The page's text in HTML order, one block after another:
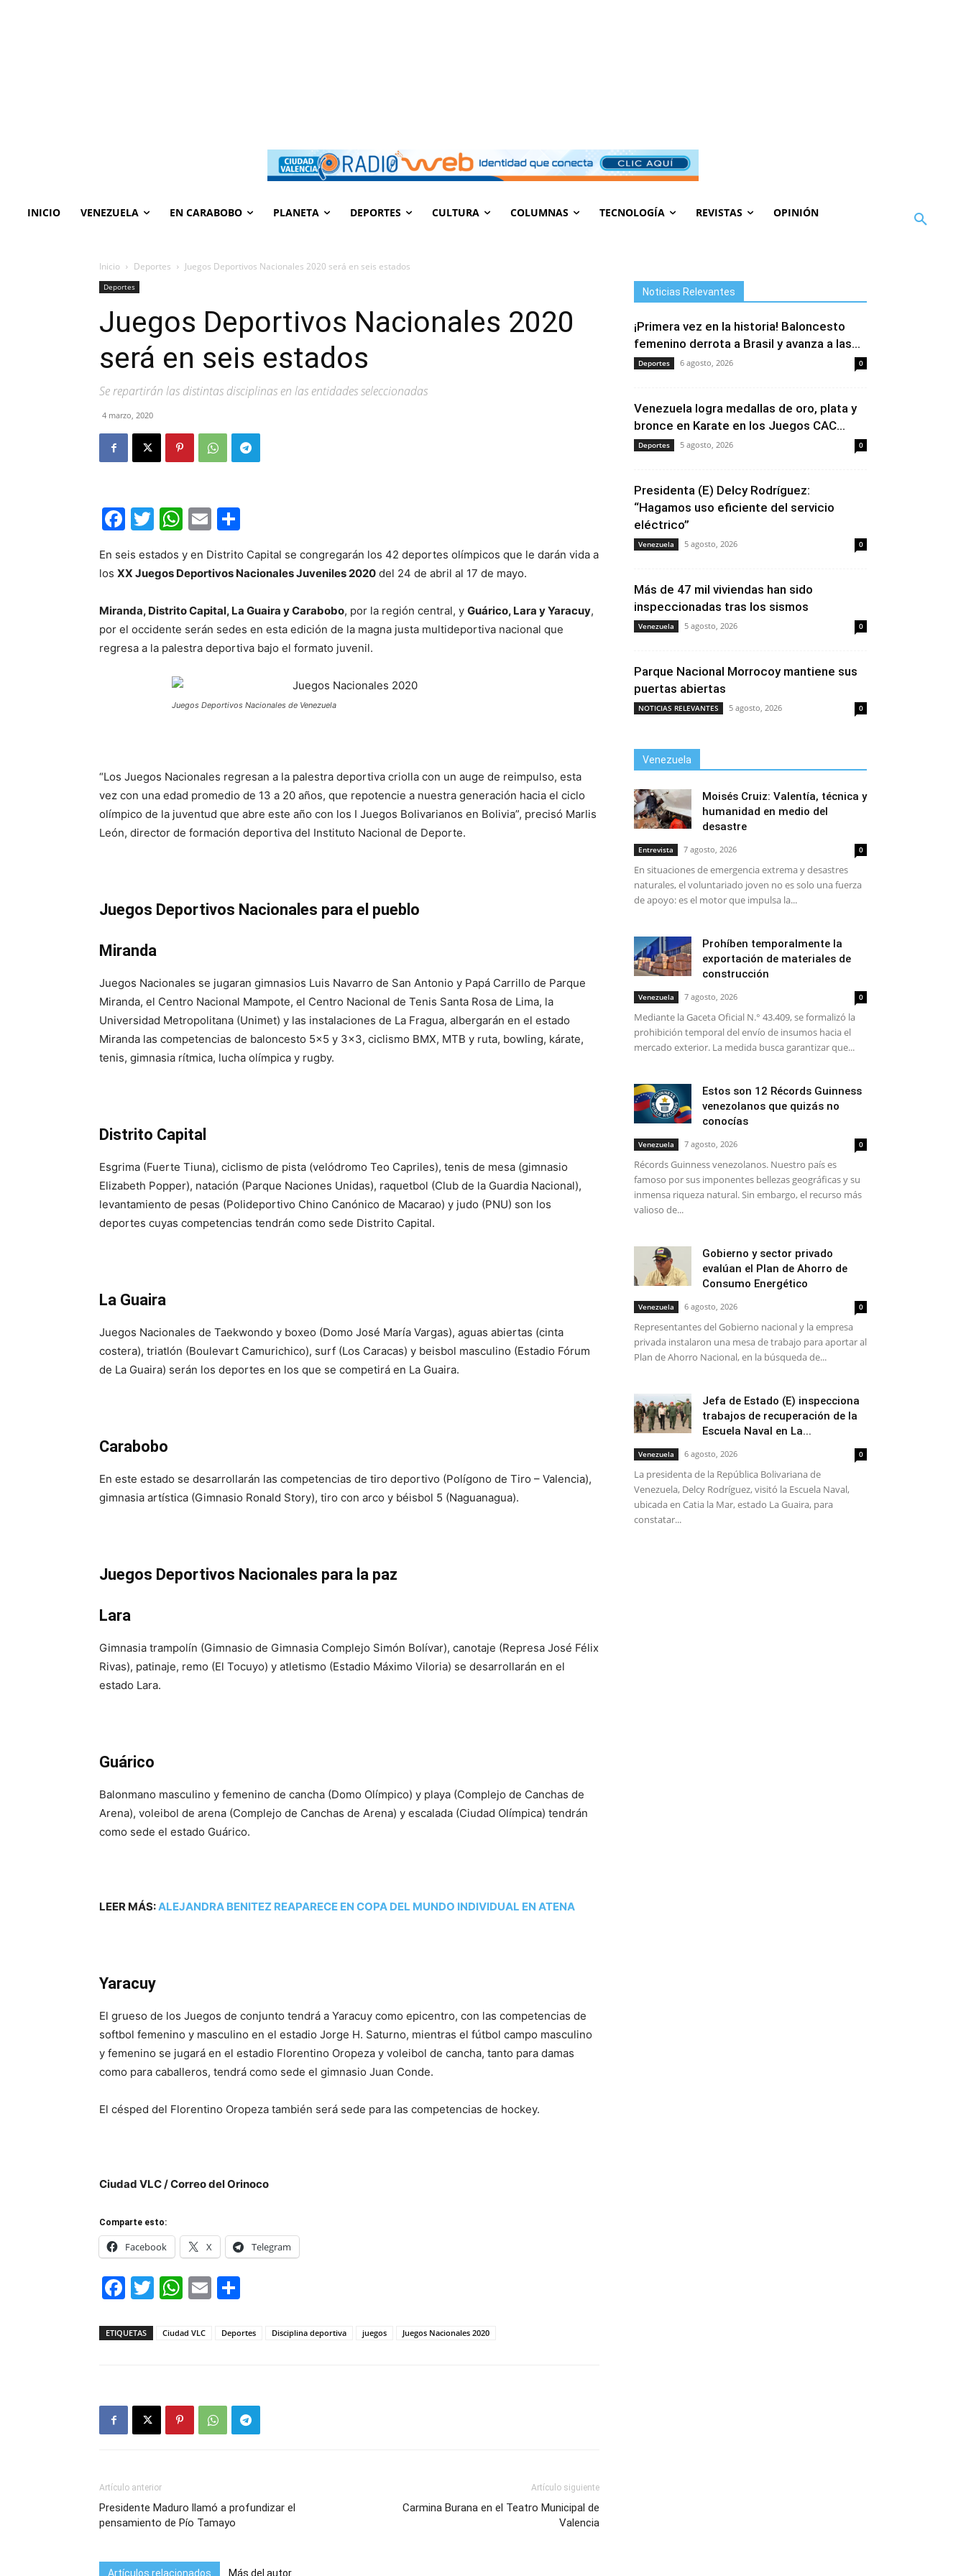
INICIO VENEZUELA EN CARABOBO PLANETA DEPORTES CULTURA COLUMNAS TECNOLOGÍA REVISTAS OPINIÓN
Inicio Deportes Juegos Deportivos Nacionales 2020 será en seis estados
Deportes
Juegos Deportivos Nacionales 2020
será en seis estados
Se repartirán las distintas disciplinas en las entidades seleccionadas
4 marzo, 2020
Facebook
Twitter
WhatsApp
Email
En seis estados y en Distrito Capital se congregarán los 42 deportes olímpicos que le darán vida a
los XX Juegos Deportivos Nacionales Juveniles 2020 del 24 de abril al 17 de mayo.
Miranda, Distrito Capital, La Guaira y Carabobo, por la región central, y Guárico, Lara y Yaracuy,
por el occidente serán sedes en esta edición de la magna justa multideportiva nacional que
regresa a la palestra deportiva bajo el formato juvenil.
Juegos Deportivos Nacionales de Venezuela
“Los Juegos Nacionales regresan a la palestra deportiva criolla con un auge de reimpulso, esta
vez con una edad promedio de 13 a 20 años, que repotencie a nuestra generación hacia el ciclo
olímpico de la juventud que abre este año con los I Juegos Bolivarianos en Bolivia”, precisó Marlis
León, director de formación deportiva del Instituto Nacional de Deporte.
Juegos Deportivos Nacionales para el pueblo
Miranda
Juegos Nacionales se jugaran gimnasios Luis Navarro de San Antonio y Papá Carrillo de Parque
Miranda, el Centro Nacional Mampote, el Centro Nacional de Tenis Santa Rosa de Lima, la
Universidad Metropolitana (Unimet) y las instalaciones de La Fragua, albergarán en el estado
Miranda las competencias de baloncesto 5×5 y 3×3, ciclismo BMX, MTB y ruta, bowling, kárate,
tenis, gimnasia rítmica, lucha olímpica y rugby.
Distrito Capital
Esgrima (Fuerte Tiuna), ciclismo de pista (velódromo Teo Capriles), tenis de mesa (gimnasio
Elizabeth Popper), natación (Parque Naciones Unidas), raquetbol (Club de la Guardia Nacional),
levantamiento de pesas (Polideportivo Chino Canónico de Macarao) y judo (PNU) son los
deportes cuyas competencias tendrán como sede Distrito Capital.
La Guaira
Juegos Nacionales de Taekwondo y boxeo (Domo José María Vargas), aguas abiertas (cinta
costera), triatlón (Boulevart Camurichico), surf (Los Caracas) y beisbol masculino (Estadio Fórum
de La Guaira) serán los deportes en los que se competirá en La Guaira.
Carabobo
En este estado se desarrollarán las competencias de tiro deportivo (Polígono de Tiro – Valencia),
gimnasia artística (Gimnasio Ronald Story), tiro con arco y béisbol 5 (Naguanagua).
Juegos Deportivos Nacionales para la paz
Lara
Gimnasia trampolín (Gimnasio de Gimnasia Complejo Simón Bolívar), canotaje (Represa José Félix
Rivas), patinaje, remo (El Tocuyo) y atletismo (Estadio Máximo Viloria) se desarrollarán en el
estado Lara.
Guárico
Balonmano masculino y femenino de cancha (Domo Olímpico) y playa (Complejo de Canchas de
Arena), voleibol de arena (Complejo de Canchas de Arena) y escalada (Ciudad Olímpica) tendrán
como sede el estado Guárico.
LEER MÁS:ALEJANDRA BENITEZ REAPARECE EN COPA DEL MUNDO INDIVIDUAL EN ATENA
Yaracuy
El grueso de los Juegos de conjunto tendrá a Yaracuy como epicentro, con las competencias de
softbol femenino y masculino en el estadio Jorge H. Saturno, mientras el fútbol campo masculino
y femenino se jugará en el estadio Florentino Oropeza y voleibol de cancha, tanto para damas
como para caballeros, tendrá como sede el gimnasio Juan Conde.
El césped del Florentino Oropeza también será sede para las competencias de hockey.
Ciudad VLC / Correo del Orinoco
Comparte esto:
Facebook X Telegram
Facebook
Twitter
WhatsApp
Email
ETIQUETAS Ciudad VLC Deportes Disciplina deportiva juegos Juegos Nacionales 2020
Artículo anterior
Presidente Maduro llamó a profundizar el
pensamiento de Pío Tamayo
Artículo siguiente
Carmina Burana en el Teatro Municipal de
Valencia
Artículos relacionados Más del autor
Noticias Relevantes
¡Primera vez en la historia! Baloncesto
femenino derrota a Brasil y avanza a las...
Deportes 6 agosto, 2026 0
Venezuela logra medallas de oro, plata y
bronce en Karate en los Juegos CAC...
Deportes 5 agosto, 2026 0
Presidenta (E) Delcy Rodríguez:
“Hagamos uso eficiente del servicio
eléctrico”
Venezuela 5 agosto, 2026 0
Más de 47 mil viviendas han sido
inspeccionadas tras los sismos
Venezuela 5 agosto, 2026 0
Parque Nacional Morrocoy mantiene sus
puertas abiertas
NOTICIAS RELEVANTES 5 agosto, 2026 0
Venezuela
Moisés Cruiz: Valentía, técnica y
humanidad en medio del
desastre
Entrevista 7 agosto, 2026 0
En situaciones de emergencia extrema y desastres
naturales, el voluntariado joven no es solo una fuerza
de apoyo: es el motor que impulsa la...
Prohíben temporalmente la
exportación de materiales de
construcción
Venezuela 7 agosto, 2026 0
Mediante la Gaceta Oficial N.° 43.409, se formalizó la
prohibición temporal del envío de insumos hacia el
mercado exterior. La medida busca garantizar que...
Estos son 12 Récords Guinness
venezolanos que quizás no
conocías
Venezuela 7 agosto, 2026 0
Récords Guinness venezolanos. Nuestro país es
famoso por sus imponentes bellezas geográficas y su
inmensa riqueza natural. Sin embargo, el recurso más
valioso de...
Gobierno y sector privado
evalúan el Plan de Ahorro de
Consumo Energético
Venezuela 6 agosto, 2026 0
Representantes del Gobierno nacional y la empresa
privada instalaron una mesa de trabajo para aportar al
Plan de Ahorro Nacional, en la búsqueda de...
Jefa de Estado (E) inspecciona
trabajos de recuperación de la
Escuela Naval en La...
Venezuela 6 agosto, 2026 0
La presidenta de la República Bolivariana de
Venezuela, Delcy Rodríguez, visitó la Escuela Naval,
ubicada en Catia la Mar, estado La Guaira, para
constatar...